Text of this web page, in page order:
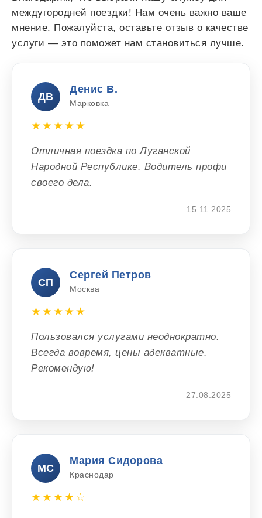
междугородней поездки! Нам очень важно ваше
мнение. Пожалуйста, оставьте отзыв о качестве
услуги — это поможет нам становиться лучше.
ДВ
Денис В.
Марковка
★★★★★
Отличная поездка по Луганской
Народной Республике. Водитель профи
своего дела.
15.11.2025
СП
Сергей Петров
Москва
★★★★★
Пользовался услугами неоднократно.
Всегда вовремя, цены адекватные.
Рекомендую!
27.08.2025
МС
Мария Сидорова
Краснодар
★★★★☆